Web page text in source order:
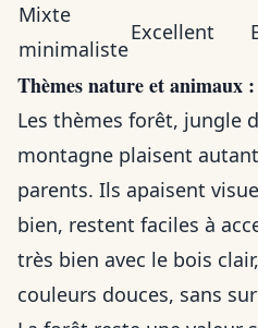
Mixte
minimaliste
Excellent
Thèmes nature et animaux
Les thèmes forêt, jungle
montagne plaisent
parents. Ils apaisent
bien, restent faciles à
très bien avec le bois
couleurs douces, sans